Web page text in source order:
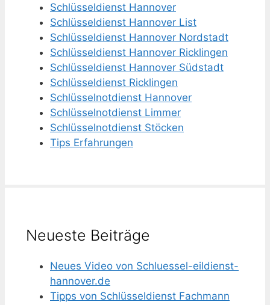
Schlüsseldienst Hannover
Schlüsseldienst Hannover List
Schlüsseldienst Hannover Nordstadt
Schlüsseldienst Hannover Ricklingen
Schlüsseldienst Hannover Südstadt
Schlüsseldienst Ricklingen
Schlüsselnotdienst Hannover
Schlüsselnotdienst Limmer
Schlüsselnotdienst Stöcken
Tips Erfahrungen
Neueste Beiträge
Neues Video von Schluessel-eildienst-
hannover.de
Tipps von Schlüsseldienst Fachmann